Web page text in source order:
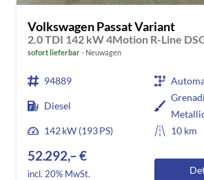
Volkswagen Passat Variant
sofort lieferbar Neuwagen
94889
Diesel
142 kW (193 PS)
10 km
52.292,– €
incl. 20% MwSt.